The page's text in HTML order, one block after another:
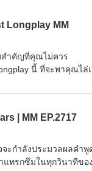
Longplay MM
สำคัญที่คุณไม่ควร
นี้ ที่จะพาคุณไล่เ
กรระเบียบโลกใหม่ขอ
| MM EP.2717
ะกำลังประมวลผลคำพู
ทรกซึมในทุกวินาทีของ